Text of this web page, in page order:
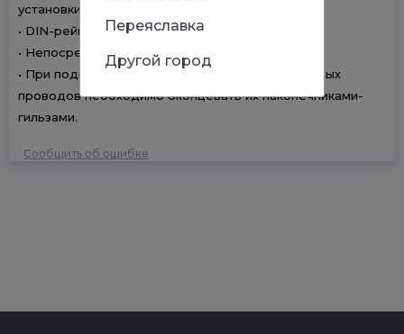
установки шин на:
• DIN-рейку 35 мм;
• Непосредственно на панель щита;
• При подключении к шинам медных многожильных
проводов необходимо оконцевать их наконечниками-
гильзами.
Сообщить об ошибке
Переяславка
Другой город